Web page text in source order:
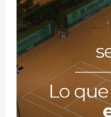
Rosario
Challenger
ATP
2026